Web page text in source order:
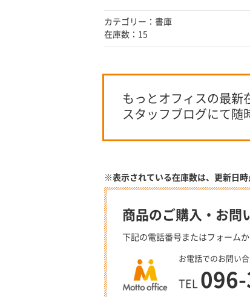
カテゴリー：書庫
在庫数：15
もっとオフィスの最新
スタッフブログにて随
※表示されている在庫数は、更新日時
商品のご購入・お問
下記の電話番号またはフォーム
お電話でのお問い
TEL